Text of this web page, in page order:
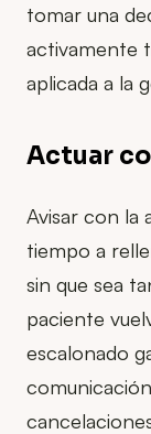
tomar una
activamente
aplicada a la
Actuar
Avisar con la
tiempo a
sin que sea
paciente
escalonado